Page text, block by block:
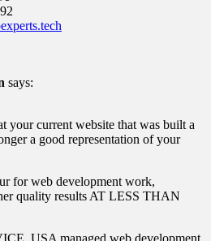
says:
your current website that was built a
a good representation of your
for web development work,
quality results AT LESS THAN